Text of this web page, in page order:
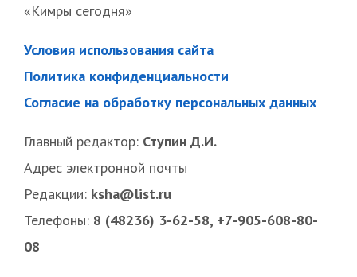
«Кимры сегодня»
Условия использования сайта
Политика конфиденциальности
Согласие на обработку персональных данных
Главный редактор: Ступин Д.И.
Адрес электронной почты
Редакции: ksha@list.ru
Телефоны: 8 (48236) 3-62-58, +7-905-608-80-
08